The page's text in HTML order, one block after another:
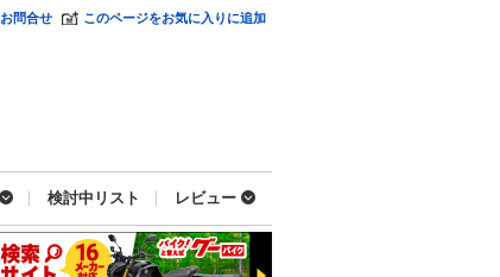
お問合せ このページをお気に入りに追加
検討中リスト レビュー